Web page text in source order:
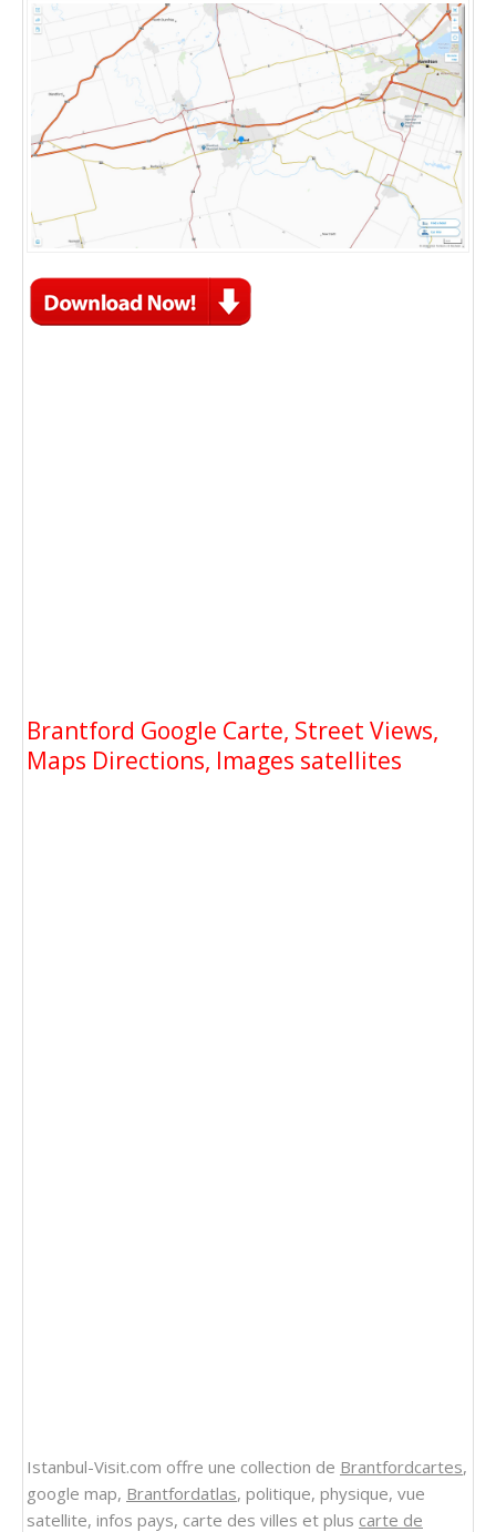
Brantford Google Carte, Street Views,
Maps Directions, Images satellites
Istanbul-Visit.com offre une collection de Brantfordcartes,
google map, Brantfordatlas, politique, physique, vue
satellite, infos pays, carte des villes et plus carte de